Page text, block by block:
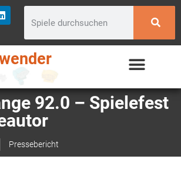
92.0 – Spielefest
Pressebericht